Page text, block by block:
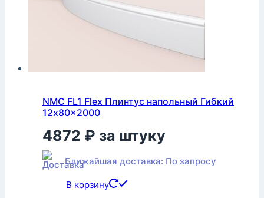
NMC FL1 Flex Плинтус напольный Гибкий
12x80x2000
4872 ₽ за штуку
Ближайшая доставка: По запросу
В корзину